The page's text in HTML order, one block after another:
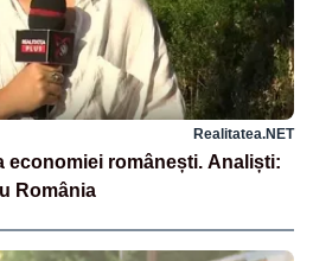
Realitatea.NET
economiei românești. Analiști:
România